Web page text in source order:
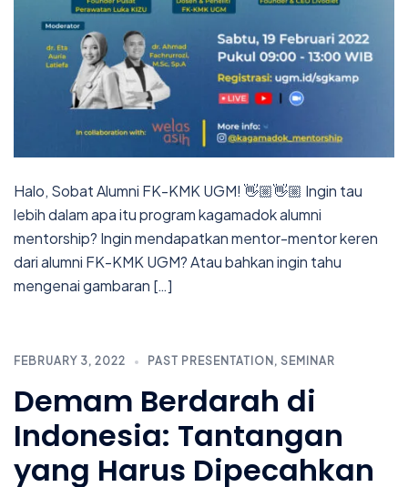
Halo, Sobat Alumni FK-KMK UGM! 👋🏼👋🏼 Ingin tau
lebih dalam apa itu program kagamadok alumni
mentorship? Ingin mendapatkan mentor-mentor keren
dari alumni FK-KMK UGM? Atau bahkan ingin tahu
mengenai gambaran […]
FEBRUARY 3, 2022 PAST PRESENTATION , SEMINAR
Demam Berdarah di
Indonesia: Tantangan
yang Harus Dipecahkan